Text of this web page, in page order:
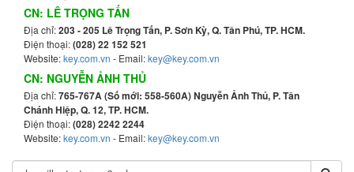
CN: LÊ TRỌNG TẤN
Địa chỉ:203 - 205 Lê Trọng Tấn, P. Sơn Kỳ, Q. Tân Phú, TP. HCM.
Điện thoại:(028) 22 152 521
Website:key.com.vn - Email:key@key.com.vn
CN: NGUYỄN ẢNH THỦ
Địa chỉ:765-767A (Số mới: 558-560A) Nguyễn Ảnh Thủ, P. Tân
Chánh Hiệp, Q. 12, TP. HCM.
Điện thoại:(028) 2242 2244
Website:key.com.vn - Email:key@key.com.vn